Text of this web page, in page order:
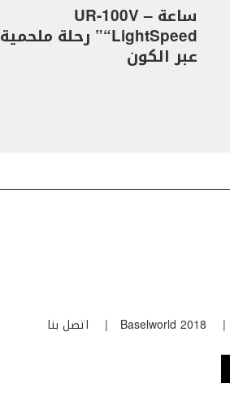
ساعة UR-100V –
“LightSpeed” رحلة ملحمية
عبر الكون
Baselworld 2018
اتصل بنا